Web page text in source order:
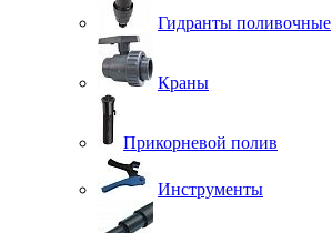
Гидранты поливочные
Краны
Прикорневой полив
Инструменты